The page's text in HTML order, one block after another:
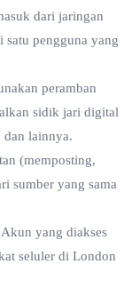
dari jaringan
satu pengguna yang
peramban
sidik jari digital
lainnya.
(memposting,
sumber yang sama
Akun yang diakses
seluler di London